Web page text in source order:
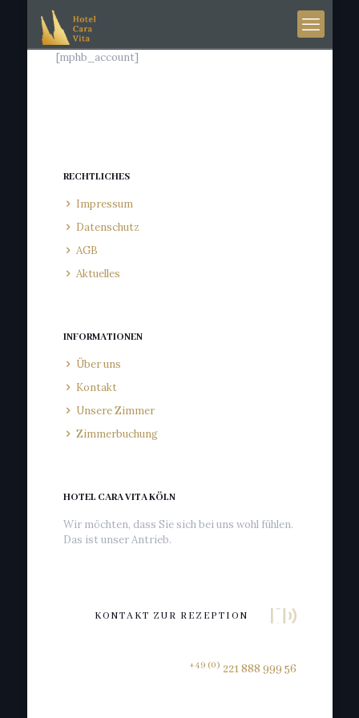
[mphb_account]
RECHTLICHES
Impressum
Datenschutz
AGB
Aktuelles
INFORMATIONEN
Über uns
Kontakt
Unsere Zimmer
Zimmerbuchung
HOTEL CARA VITA KÖLN
Wir möchten, dass Sie sich bei uns wohl fühlen.
Das ist unser Antrieb.
KONTAKT ZUR REZEPTION
+49 (0) 221 888 999 56